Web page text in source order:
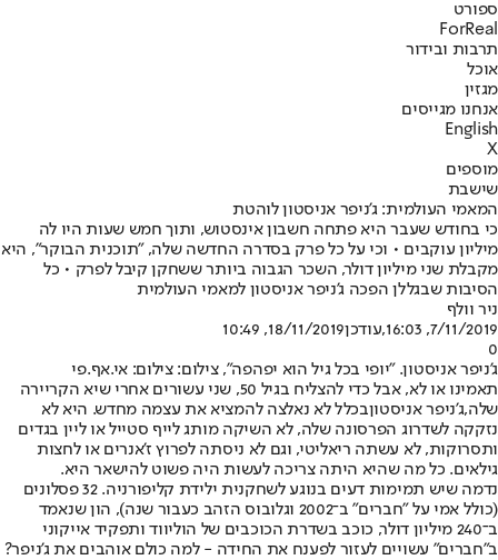
ספורט
ForReal
תרבות ובידור
אוכל
מגזין
אנחנו מגייסים
English
X
מוספים
שישבת
המאמי העולמית: ג'ניפר אניסטון לוהטת
כי בחודש שעבר היא פתחה חשבון אינסטוש, ותוך חמש שעות היו לה
מיליון עוקבים • וכי על כל פרק בסדרה החדשה שלה, "תוכנית הבוקר", היא
מקבלת שני מיליון דולר, השכר הגבוה ביותר ששחקן קיבל לפרק • כל
הסיבות שבגללן הפכה ג'ניפר אניסטון למאמי העולמית
ניר וולף
7/11/2019, 16:03
,עודכן18/11/2019, 10:49
0
ג'ניפר אניסטון. "יופי בכל גיל הוא יפהפה", צילום: צילום: אי.אף.פי
תאמינו או לא, אבל כדי להצליח בגיל 50, שני עשורים אחרי שיא הקריירה
שלה,ג'ניפר אניסטוןבכלל לא נאלצה להמציא את עצמה מחדש. היא לא
נזקקה לשדרוג הפרסונה שלה, לא השיקה מותג לייף סטייל או ליין בגדים
ותסרוקות, לא עשתה ריאליטי, וגם לא ניסתה לפרוץ ז'אנרים או לחצות
גילאים. כל מה שהיא היתה צריכה לעשות היה פשוט להישאר היא.
נדמה שיש תמימות דעים בנוגע לשחקנית ילידת קליפורניה. 32 פסלונים
(כולל אמי על "חברים
" ב־2002 וגלובוס הזהב כעבור שנה), הון שנאמד
ב־240 מיליון דולר, כוכב בשדרת הכוכבים של הוליווד ותפקיד אייקוני
ב"חברים" עשויים לעזור לפענח את החידה - למה כולם אוהבים את ג'ניפר?